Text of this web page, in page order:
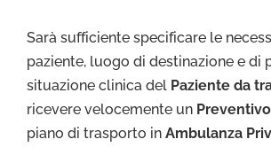
Sarà sufficiente specificare le
paziente, luogo di destinazione e di
situazione clinica del Paziente da
ricevere velocemente un Preventivo
piano di trasporto in Ambulanza